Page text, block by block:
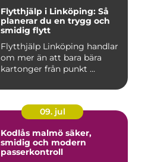
Flytthjälp i Linköping: Så
planerar du en trygg och
smidig flytt
Flytthjälp Linköping handlar
om mer än att bara bära
kartonger från punkt ...
09. jul
Kodlås malmö säker,
smidig och modern
passerkontroll